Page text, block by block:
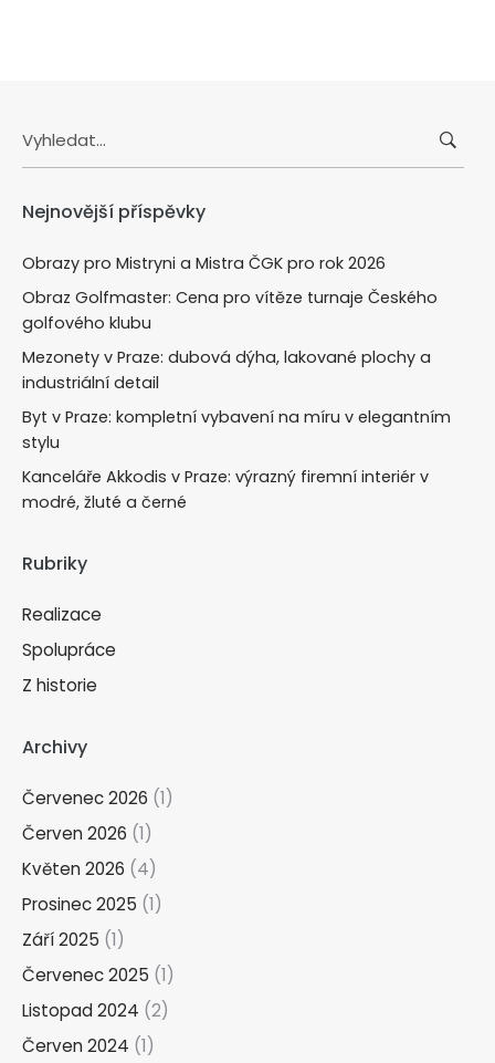
for:
Nejnovější příspěvky
Obrazy pro Mistryni a Mistra ČGK pro rok 2026
Obraz Golfmaster: Cena pro vítěze turnaje Českého
golfového klubu
Mezonety v Praze: dubová dýha, lakované plochy a
industriální detail
Byt v Praze: kompletní vybavení na míru v elegantním
stylu
Kanceláře Akkodis v Praze: výrazný firemní interiér v
modré, žluté a černé
Rubriky
Realizace
Spolupráce
Z historie
Archivy
Červenec 2026 (1)
Červen 2026 (1)
Květen 2026 (4)
Prosinec 2025 (1)
Září 2025 (1)
Červenec 2025 (1)
Listopad 2024 (2)
Červen 2024 (1)